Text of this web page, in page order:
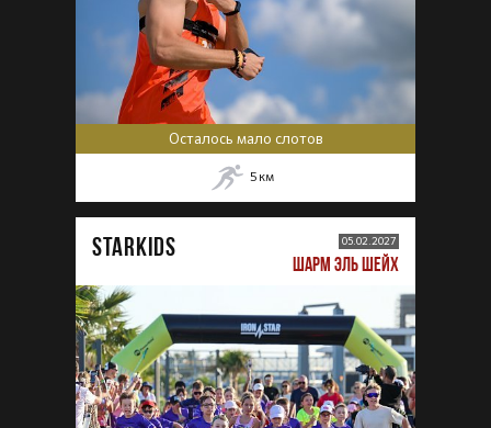
Осталось мало слотов
5 км
STARKIDS 05.02.2027
ШАРМ ЭЛЬ ШЕЙХ